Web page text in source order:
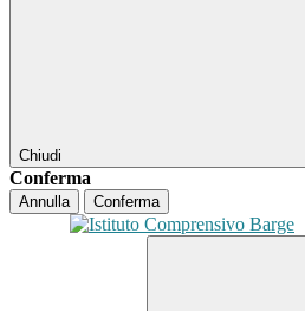
Chiudi
Conferma
Annulla Conferma